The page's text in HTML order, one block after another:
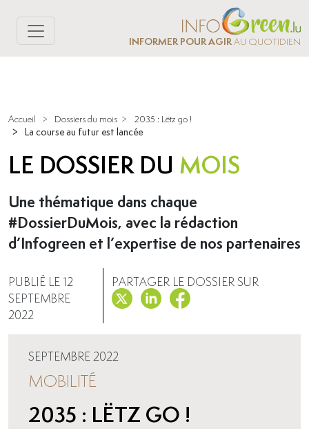
INFORMER POUR AGIRAU QUOTIDIEN
Accueil > Dossiers du mois > 2035 : Lëtz go !
> La course au futur est lancée
LE DOSSIER DU MOIS
Une thématique dans chaque
#DossierDuMois, avec la rédaction
d’Infogreen et l’expertise de nos partenaires
PUBLIÉ LE 12
SEPTEMBRE
2022
PARTAGER LE DOSSIER SUR
SEPTEMBRE 2022
MOBILITÉ
2035 : LËTZ GO !